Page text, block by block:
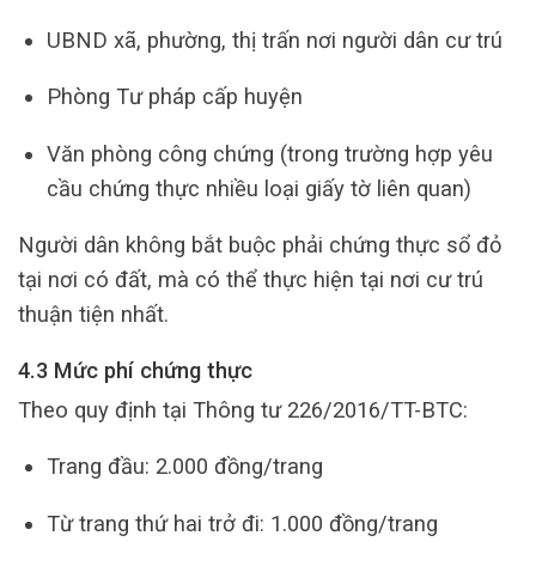
UBND xã, phường, thị trấn nơi người dân cư trú
Phòng Tư pháp cấp huyện
Văn phòng công chứng (trong trường hợp yêu
cầu chứng thực nhiều loại giấy tờ liên quan)
Người dân không bắt buộc phải chứng thực sổ đỏ
tại nơi có đất, mà có thể thực hiện tại nơi cư trú
thuận tiện nhất.
4.3 Mức phí chứng thực
Theo quy định tại Thông tư 226/2016/TT-BTC:
Trang đầu: 2.000 đồng/trang
Từ trang thứ hai trở đi: 1.000 đồng/trang